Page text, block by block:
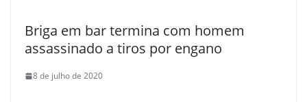
Briga em bar termina com homem
assassinado a tiros por engano
8 de julho de 2020